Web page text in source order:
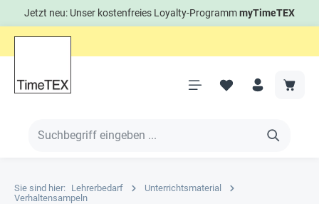
Jetzt neu: Unser kostenfreies Loyalty-ProgrammmyTimeTEX
Sie sind hier: Lehrerbedarf
Unterrichtsmaterial
Verhaltensampeln